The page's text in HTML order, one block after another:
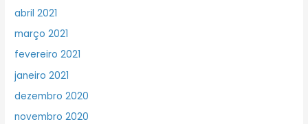
abril 2021
março 2021
fevereiro 2021
janeiro 2021
dezembro 2020
novembro 2020